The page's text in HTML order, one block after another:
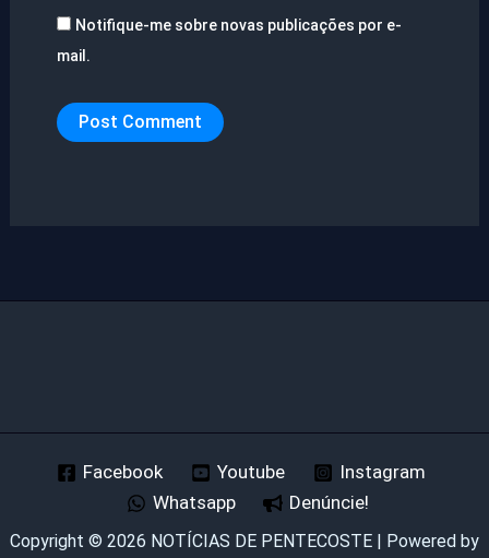
Notifique-me sobre novas publicações por e-
mail.
Facebook Youtube
Instagram
Whatsapp
Denúncie!
Copyright © 2026 NOTÍCIAS DE PENTECOSTE | Powered by